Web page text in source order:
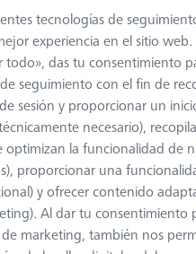
Diamond!Scan© mono
tecnologías de
experiencia en el sitio web.
todo», das tu consentimiento
seguimiento con el fin de
sesión y proporcionar un
necesario),
optimizan la funcionalidad de
proporcionar una
y ofrecer contenido
Al dar tu consentimiento
marketing, también nos